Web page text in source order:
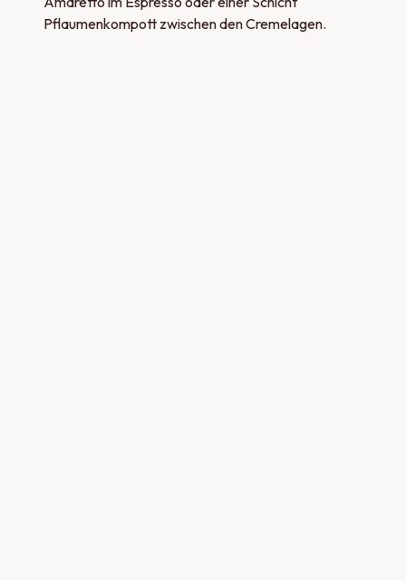
Pflaumenkompott zwischen den Cremelagen.